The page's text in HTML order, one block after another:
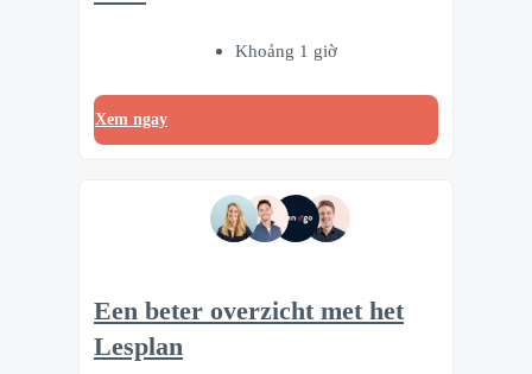
Khoảng 1 giờ
Xem ngay
Een beter overzicht met het
Lesplan